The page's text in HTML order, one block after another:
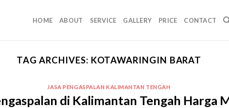
HOME ABOUT SERVICE GALLERY PRICE CONTACT
TAG ARCHIVES: KOTAWARINGIN BARAT
JASA PENGASPALAN KALIMANTAN TENGAH
di Kalimantan Tengah Harga